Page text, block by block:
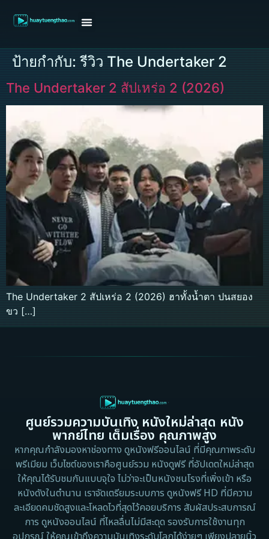
ป้ายกำกับ: รีวิว The Undertaker 2
The Undertaker 2 สัปเหร่อ 2 (2026)
The Undertaker 2 สัปเหร่อ 2 (2026) ฮาทั้งน้ำตา ปนสยอง
ขว […]
ศูนย์รวมความบันเทิง หนังใหม่ล่าสุด หนัง
พากย์ไทย เต็มเรื่อง คุณภาพสูง
หากคุณกำลังมองหาช่องทาง ดูหนังฟรีออนไลน์ ที่มีคุณภาพระดับ
พรีเมียม เว็บไซต์ของเราคือศูนย์รวม หนังดูฟรี ที่อัปเดตใหม่ล่าสุด
ให้คุณได้รับชมกันแบบจุใจ ไม่ว่าจะเป็นหนังชนโรงที่เพิ่งเข้า หรือ
หนังดังในตำนาน เราจัดเตรียมระบบการ ดูหนังฟรี HD ที่มีความ
ละเอียดคมชัดสูงและโหลดไวที่สุดไว้คอยบริการ สัมผัสประสบการณ์
การ ดูหนังออนไลน์ ที่ไหลลื่นไม่มีสะดุด รองรับการใช้งานทุก